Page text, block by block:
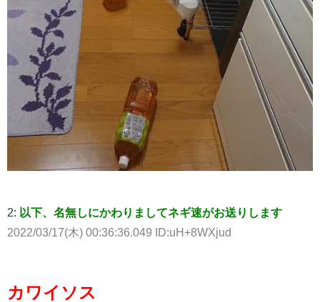
2: 以下、名無しにかわりましてネギ速がお送りします
2022/03/17(木) 00:36:36.049 ID:uH+8WXjud
カワイソス